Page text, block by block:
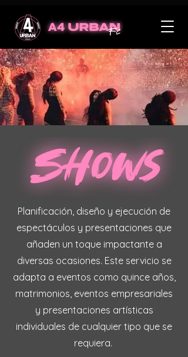
Planificación, diseño y ejecución de
espectáculos y presentaciones que
añaden un toque impactante a
diversas ocasiones. Este servicio se
adapta a eventos como quince años,
matrimonios, eventos empresariales
y presentaciones artísticas
individuales de cualquier tipo que se
requiera.